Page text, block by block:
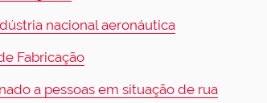
nacional aeronáutica
Fabricação
a pessoas em situação de rua